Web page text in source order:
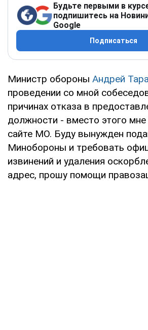
Будьте первыми в
подпишитесь на
Google
Подписаться
Министр обороны Андрей
проведении со мной
причинах отказа в
должности - вместо этого мне
сайте МО. Буду вынужден
Минобороны и требовать
извинений и удаления
адрес, прошу помощи